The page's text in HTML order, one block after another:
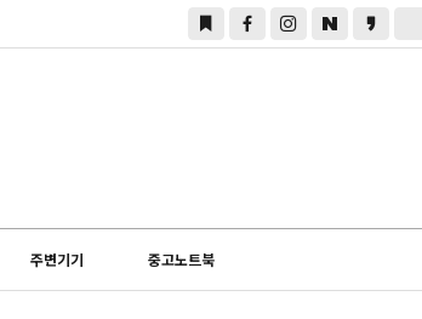
주변기기 중고노트북